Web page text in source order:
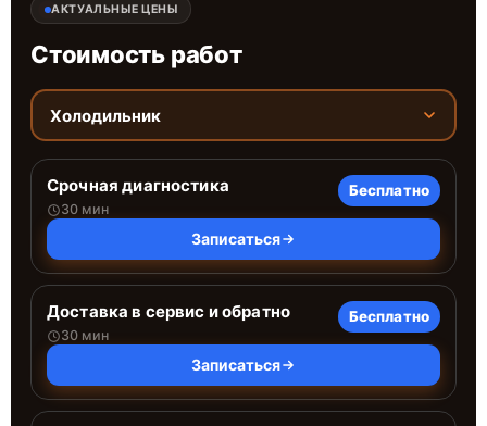
АКТУАЛЬНЫЕ ЦЕНЫ
Стоимость работ
Холодильник
Срочная диагностика
30 мин
Бесплатно
Записаться
Доставка в сервис и обратно
30 мин
Бесплатно
Записаться